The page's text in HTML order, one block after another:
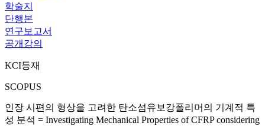
학술지
단행본
연구보고서
공개강의
KCI등재
SCOPUS
인장 시편의 형상을 고려한 탄소섬유보강폴리머의 기계적 특
성 분석 = Investigating Mechanical Properties of CFRP considering